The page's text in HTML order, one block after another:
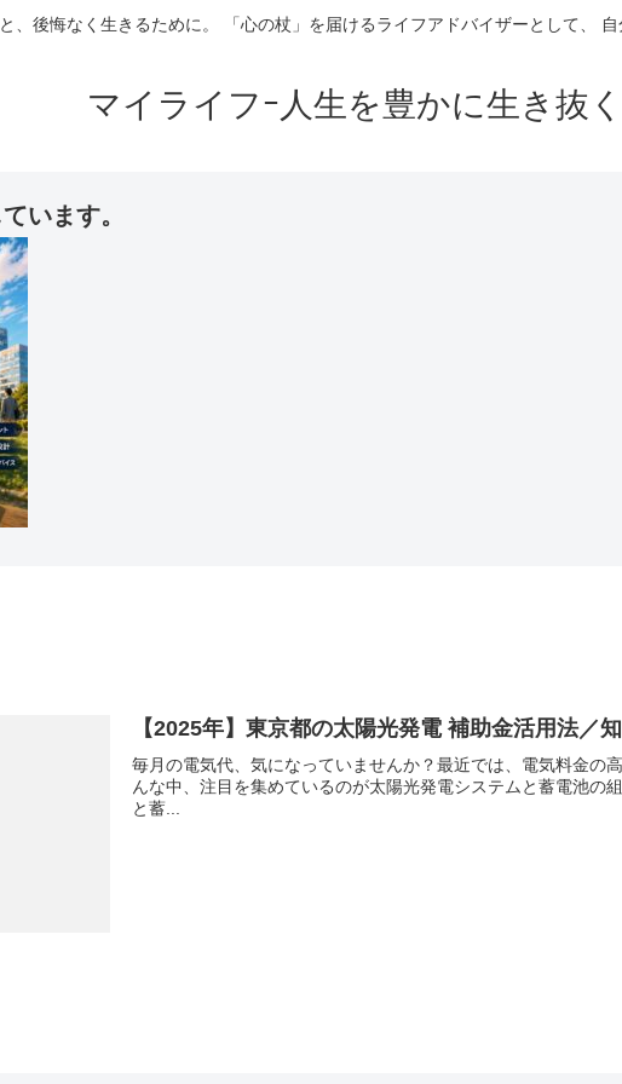
、後悔なく生きるために。 「心の杖」を届けるライフアドバイザーとして、
マイライフｰ人生を豊かに生き抜
います。
【2025年】東京都の太陽光発電 補助金活用法／
毎月の電気代、気になっていませんか？最近では、電気料金の
んな中、注目を集めているのが太陽光発電システムと蓄電池の
と蓄...